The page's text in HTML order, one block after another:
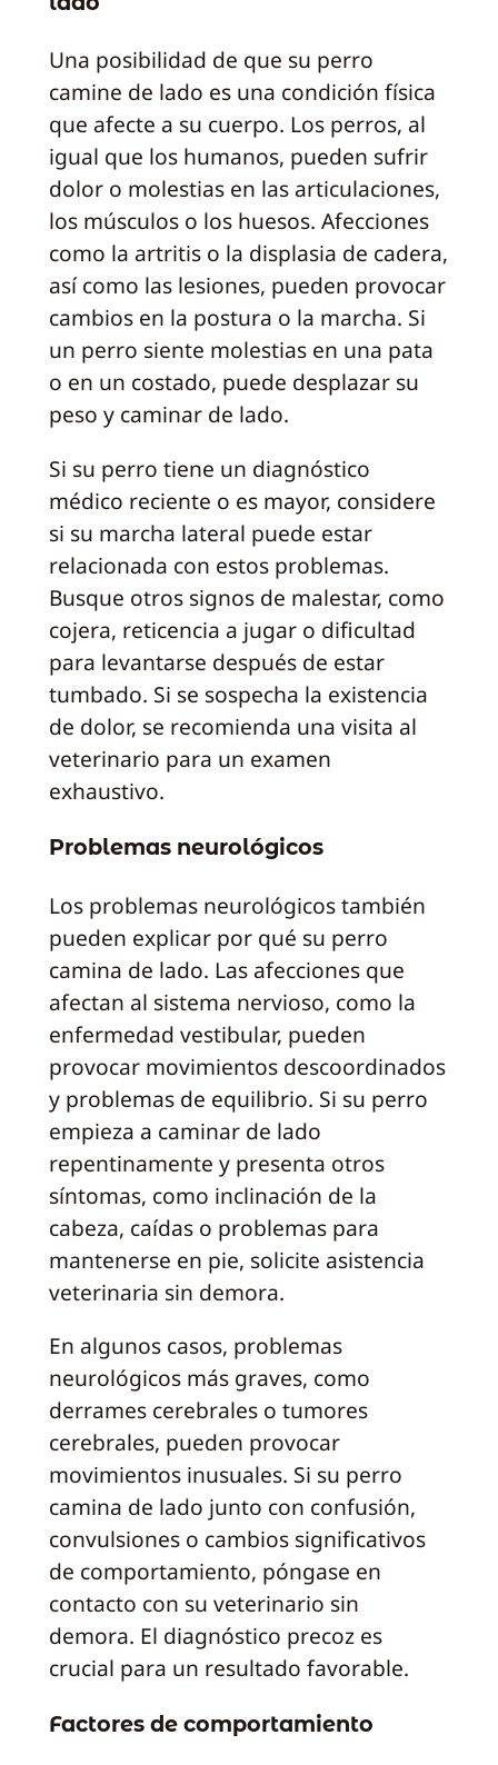
Una posibilidad de que su perro
camine de lado es una condición física
que afecte a su cuerpo. Los perros, al
igual que los humanos, pueden sufrir
dolor o molestias en las articulaciones,
los músculos o los huesos. Afecciones
como la artritis o la displasia de cadera,
así como las lesiones, pueden provocar
cambios en la postura o la marcha. Si
un perro siente molestias en una pata
o en un costado, puede desplazar su
peso y caminar de lado.
Si su perro tiene un diagnóstico
médico reciente o es mayor, considere
si su marcha lateral puede estar
relacionada con estos problemas.
Busque otros signos de malestar, como
cojera, reticencia a jugar o dificultad
para levantarse después de estar
tumbado. Si se sospecha la existencia
de dolor, se recomienda una visita al
veterinario para un examen
exhaustivo.
Problemas neurológicos
Los problemas neurológicos también
pueden explicar por qué su perro
camina de lado. Las afecciones que
afectan al sistema nervioso, como la
enfermedad vestibular, pueden
provocar movimientos descoordinados
y problemas de equilibrio. Si su perro
empieza a caminar de lado
repentinamente y presenta otros
síntomas, como inclinación de la
cabeza, caídas o problemas para
mantenerse en pie, solicite asistencia
veterinaria sin demora.
En algunos casos, problemas
neurológicos más graves, como
derrames cerebrales o tumores
cerebrales, pueden provocar
movimientos inusuales. Si su perro
camina de lado junto con confusión,
convulsiones o cambios significativos
de comportamiento, póngase en
contacto con su veterinario sin
demora. El diagnóstico precoz es
crucial para un resultado favorable.
Factores de comportamiento